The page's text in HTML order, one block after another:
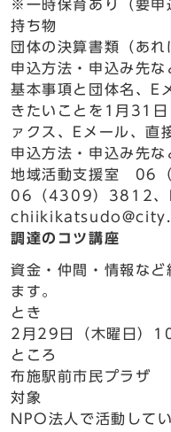
※一時保育あり（要申
持ち物
団体の決算書類（あれ
申込方法・申込み先な
基本事項と団体名、E
きたいことを1月31日
ァクス、Eメール、直
申込方法・申込み先
地域活動支援室 06
06（4309）3812、
調達のコツ講座
資金・仲間・情報な
ます。
とき
2月29日（木曜日）
ところ
布施駅前市民プラザ
対象
NPO法人で活動して